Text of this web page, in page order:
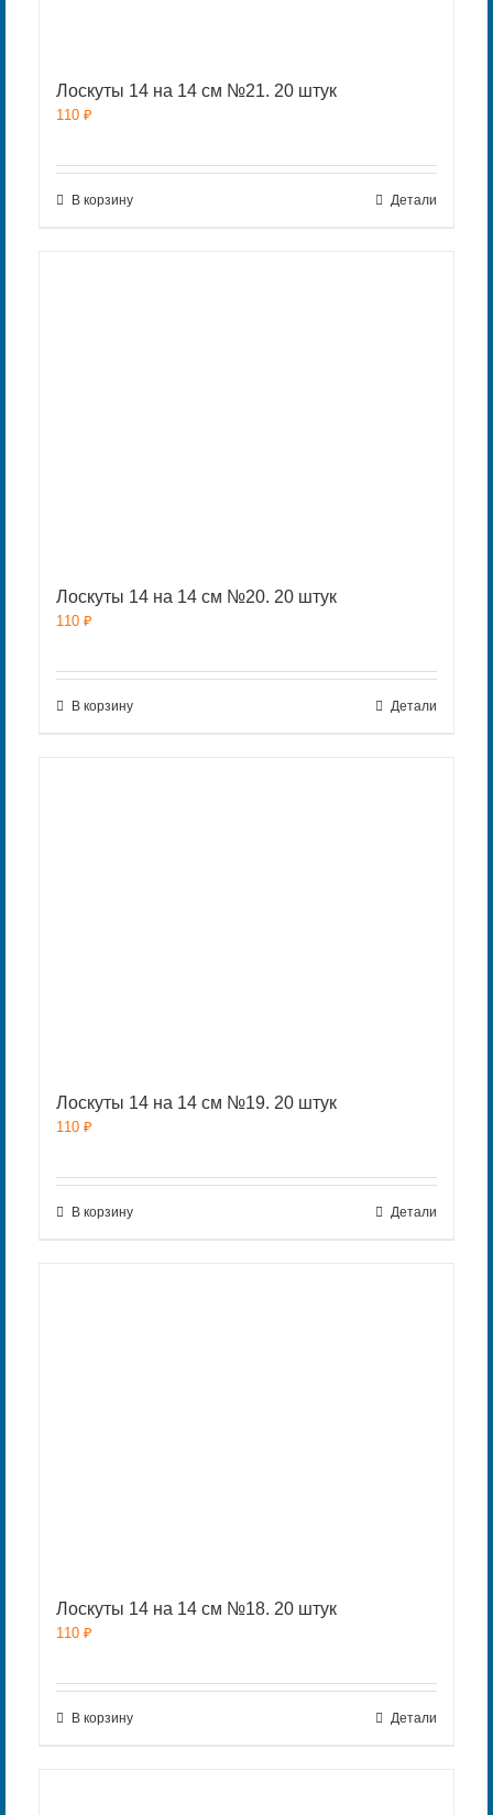
Лоскуты 14 на 14 см №21. 20 штук
110 ₽
В корзину Детали
Лоскуты 14 на 14 см №20. 20 штук
110 ₽
В корзину Детали
Лоскуты 14 на 14 см №19. 20 штук
110 ₽
В корзину Детали
Лоскуты 14 на 14 см №18. 20 штук
110 ₽
В корзину Детали